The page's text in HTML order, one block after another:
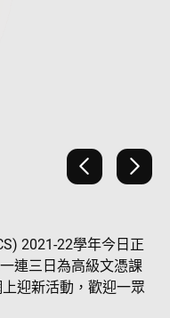
上一張 下一
2021-22學年今日正
連三日為高級文憑課
迎新活動，歡迎一眾